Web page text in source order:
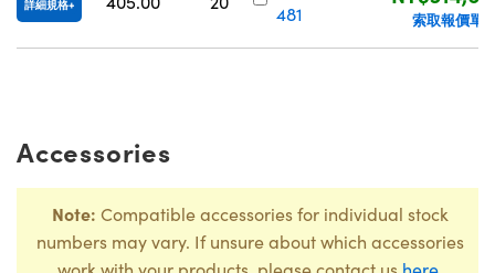
詳細規格
481
索取報價單
Accessories
Note: Compatible accessories for individual stock
numbers may vary. If unsure about which accessories